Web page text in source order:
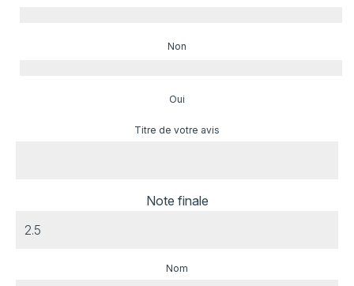
Non
Oui
Titre de votre avis
Note finale
Nom